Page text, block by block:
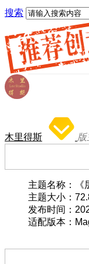
搜索
木里得斯 版
主题名称：《
主题大小：
发布时间：
适配版本：